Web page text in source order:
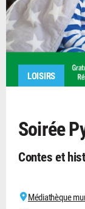
LOISIRS
Soirée
Contes et
Médiathèque